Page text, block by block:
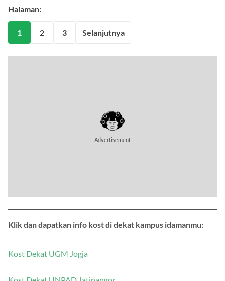
Halaman:
1 2 3 Selanjutnya
Advertisement
Klik dan dapatkan info kost di dekat kampus idamanmu:
Kost Dekat UGM Jogja